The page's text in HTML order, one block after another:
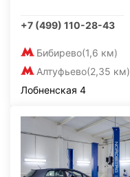
+7 (499) 110-28-43
Бибирево(1,6 км)
Алтуфьево(2,35 км)
Лобненская 4